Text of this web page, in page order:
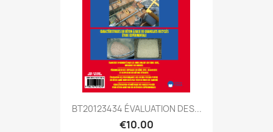
BT20123434 ÉVALUATION DES...
€10.00